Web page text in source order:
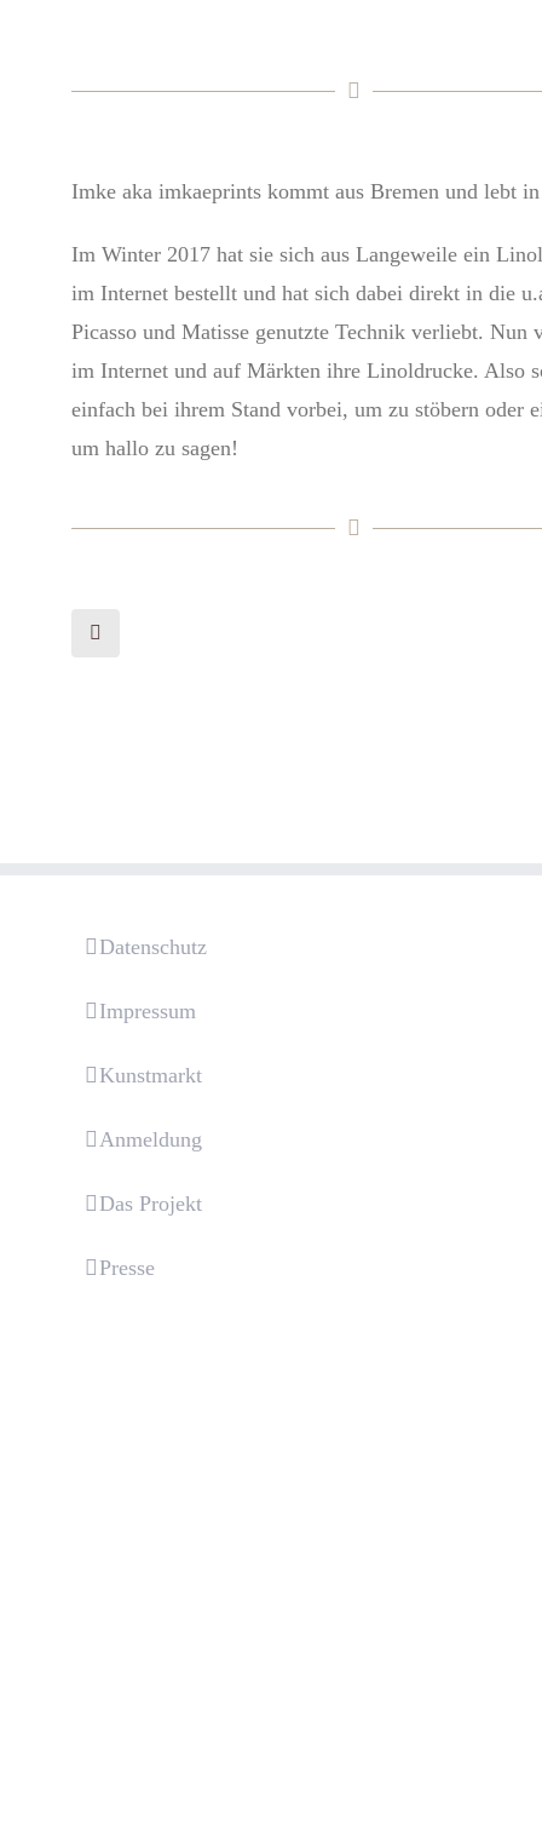
Imke aka imkaeprints kommt aus Bremen und lebt
Im Winter 2017 hat sie sich aus Langeweile ein
im Internet bestellt und hat sich dabei direkt in die
Picasso und Matisse genutzte Technik verliebt. Nun
im Internet und auf Märkten ihre Linoldrucke. Also
einfach bei ihrem Stand vorbei, um zu stöbern oder
um hallo zu sagen!
Datenschutz
Impressum
Kunstmarkt
Anmeldung
Das Projekt
Presse